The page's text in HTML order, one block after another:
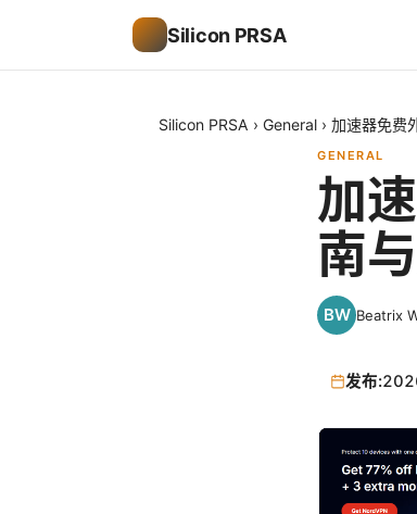
Silicon PRSA
Silicon PRSA › General › 加速器免费
GENERAL
加
南
Beatrix
发布: